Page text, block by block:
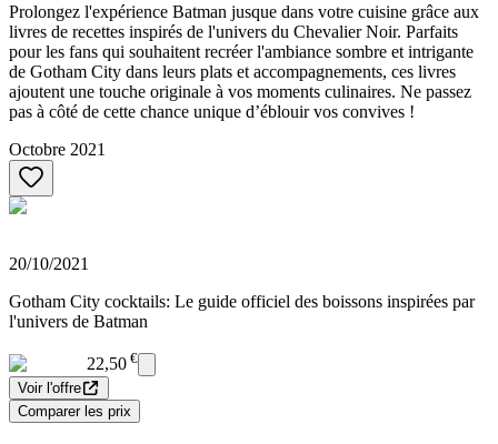
Prolongez l'expérience Batman jusque dans votre cuisine grâce aux
livres de recettes inspirés de l'univers du Chevalier Noir. Parfaits
pour les fans qui souhaitent recréer l'ambiance sombre et intrigante
de Gotham City dans leurs plats et accompagnements, ces livres
ajoutent une touche originale à vos moments culinaires. Ne passez
pas à côté de cette chance unique d’éblouir vos convives !
Octobre 2021
20/10/2021
Gotham City cocktails: Le guide officiel des boissons inspirées par
l'univers de Batman
22,50 €
Voir l'offre
Comparer les prix